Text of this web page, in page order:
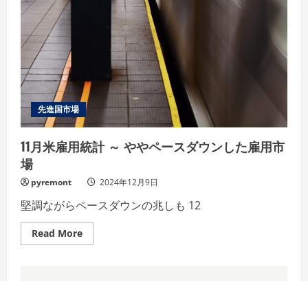
先進国市場
11月米雇用統計 ～ ややペースダウンした雇用市
場
pyremont 2024年12月9日
堅調ながらペースダウンの兆しも 12
Read MoreRead
more